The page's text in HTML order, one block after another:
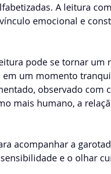
A leitura
emocional e
pode se tornar um
um momento
observado com
mais humano, a
acompanhar a
e o olhar